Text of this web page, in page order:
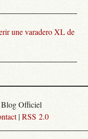
une varadero XL de
Officiel
|RSS 2.0